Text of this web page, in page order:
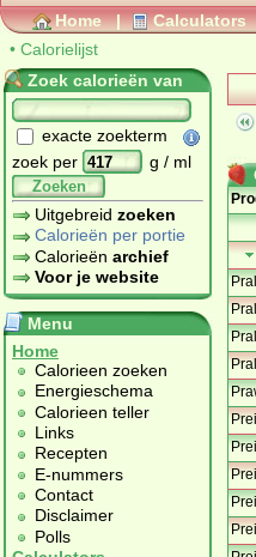
Home | Calculators
• Calorielijst
Zoek calorieën van
exacte zoekterm
zoek per
g / ml
Zoeken
Uitgebreid zoeken
Calorieën per portie
Calorieën archief
Voor je website
Menu
Home
Calorieen zoeken
Energieschema
Calorieen teller
Links
Recepten
E-nummers
Contact
Disclaimer
Polls